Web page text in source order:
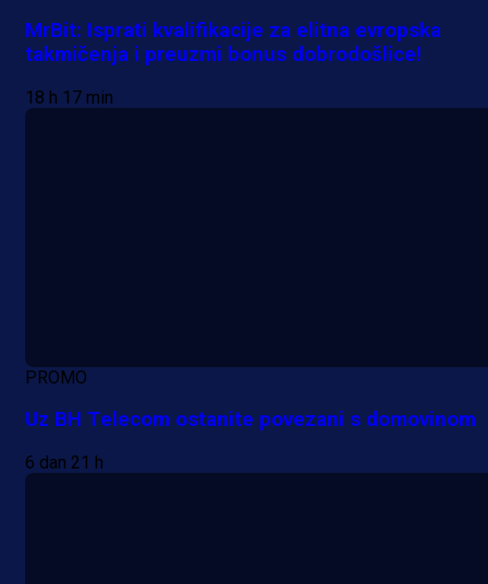
MrBit: Isprati kvalifikacije za elitna evropska
takmičenja i preuzmi bonus dobrodošlice!
18 h 17 min
PROMO
Uz BH Telecom ostanite povezani s domovinom
6 dan 21 h